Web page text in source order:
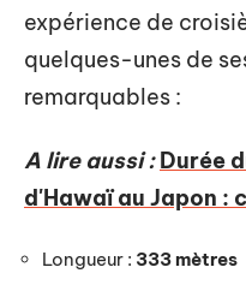
expérience de
quelques-unes de
remarquables :
A lire aussi : Durée
d'Hawaï au Japon :
Longueur : 333 mètres